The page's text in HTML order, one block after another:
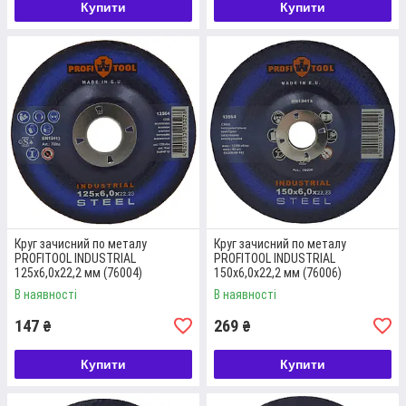
Швидкість обертання – 12250 об/хв. Діаметр круга – 125 мм,
Докладніше
Купити Купити
Круг зачисний по металу
PROFITOOL INDUSTRIAL
125х6,0х22,2 мм (76004)
В наявності
147 ₴
Купити
Круг зачисний по металу
PROFITOOL INDUSTRIAL
150х6,0х22,2 мм (76006)
В наявності
269 ₴
Купити